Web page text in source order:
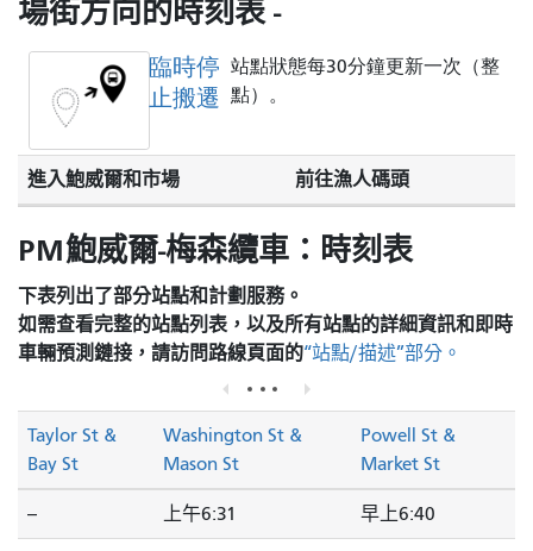
場街方向的時刻表 -
臨時停
止搬遷
站點狀態每30分鐘更新一次（整
點）。
進入鮑威爾和市場 前往漁人碼頭
PM鮑威爾-梅森纜車：時刻表
下表列出了部分站點和計劃服務。
如需查看完整的站點列表，以及所有站點的詳細資訊和即時
車輛預測鏈接，請訪問路線頁面的“站點/描述”部分。
Taylor St &
Bay St
Washington St &
Mason St
Powell St &
Market St
-- 上午6:31 早上6:40